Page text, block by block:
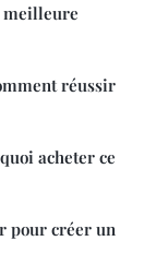
meilleure
réussir
acheter ce
pour créer un